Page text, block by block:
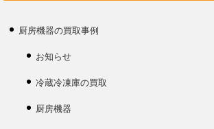
厨房機器の買取事例
お知らせ
冷蔵冷凍庫の買取
厨房機器